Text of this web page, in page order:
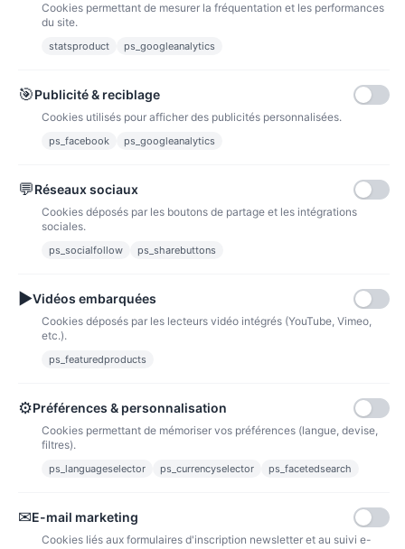
Paiements sécurisés via paypal et paypal 4 fois sans frais
Fidélité
bons de réductions.
Liens utiles
Cookies permettant de mesurer la fréquentation et les performances
du site.
statsproduct ps_googleanalytics
🎯Publicité & reciblage
Cookies utilisés pour afficher des publicités personnalisées.
ps_facebook ps_googleanalytics
💬Réseaux sociaux
Cookies déposés par les boutons de partage et les intégrations
sociales.
ps_socialfollow ps_sharebuttons
▶Vidéos embarquées
Cookies déposés par les lecteurs vidéo intégrés (YouTube, Vimeo,
etc.).
ps_featuredproducts
⚙Préférences & personnalisation
Cookies permettant de mémoriser vos préférences (langue, devise,
filtres).
ps_languageselector ps_currencyselector ps_facetedsearch
✉E-mail marketing
Cookies liés aux formulaires d'inscription newsletter et au suivi e-